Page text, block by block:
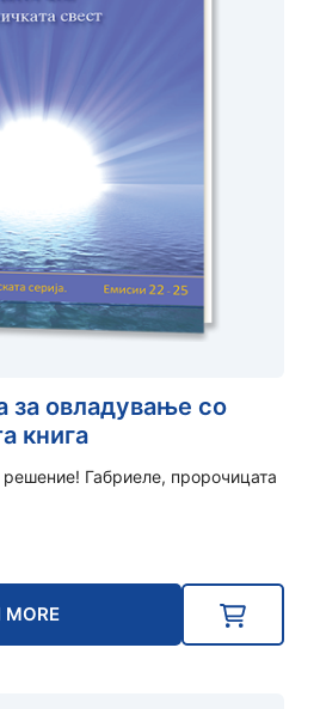
за овладување со
книга
Габриеле, пророчицата
MORE